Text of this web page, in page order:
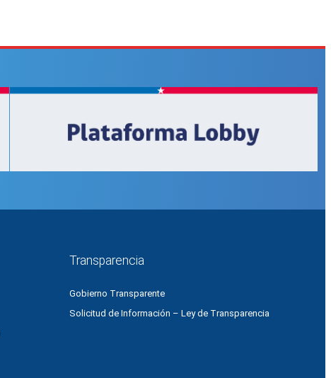
Transparencia
Gobierno Transparente
Solicitud de Información – Ley de Transparencia